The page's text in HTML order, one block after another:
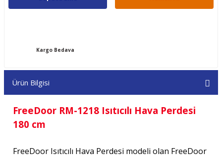
Kargo Bedava
Ürün Bilgisi
FreeDoor RM-1218 Isıtıcılı Hava Perdesi
180 cm
FreeDoor Isıtıcılı Hava Perdesi modeli olan FreeDoor